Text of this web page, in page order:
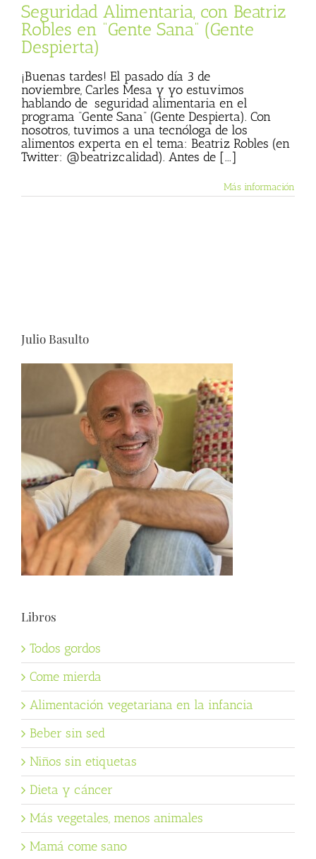
Seguridad Alimentaria, con Beatriz
Robles en “Gente Sana” (Gente
Despierta)
¡Buenas tardes! El pasado día 3 de
noviembre, Carles Mesa y yo estuvimos
hablando de seguridad alimentaria en el
programa “Gente Sana” (Gente Despierta). Con
nosotros, tuvimos a una tecnóloga de los
alimentos experta en el tema: Beatriz Robles (en
Twitter: @beatrizcalidad). Antes de [...]
Más información
Julio Basulto
Libros
Todos gordos
Come mierda
Alimentación vegetariana en la infancia
Beber sin sed
Niños sin etiquetas
Dieta y cáncer
Más vegetales, menos animales
Mamá come sano